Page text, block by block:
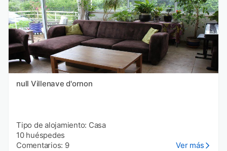
null Villenave d'ornon
Tipo de alojamiento: Casa
10 huéspedes
Comentarios: 9
Ver más